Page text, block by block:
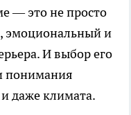
— это не просто
эмоциональный и
И выбор его
понимания
даже климата.